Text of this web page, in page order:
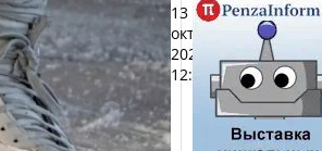
13
октября
2023,
12:38